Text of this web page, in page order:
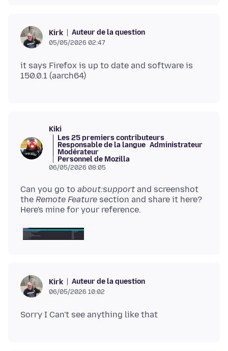
Kirk Auteur de la question
05/05/2026 02:47
it says Firefox is up to date and software is
Kiki
Les 25 premiers contributeurs
Responsable de la langue Administrateur
Modérateur
Personnel de Mozilla
06/05/2026 08:05
Can you go to about:support and screenshot
the Remote Feature section and share it here?
Kirk Auteur de la question
06/05/2026 10:02